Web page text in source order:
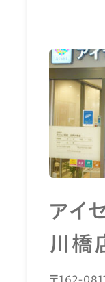
アイ
川橋
〒162-